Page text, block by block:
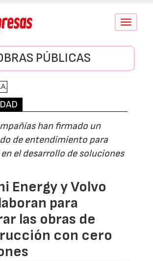
Conmutar
PÚBLICAS
han firmado un
de entendimiento para
el desarrollo de soluciones
Energy y Volvo
para
las obras de
con cero